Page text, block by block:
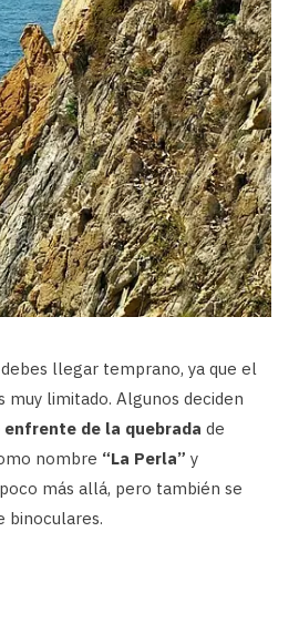
llegar temprano, ya que el
muy limitado. Algunos deciden
de la quebrada de
nombre “La Perla” y
más allá, pero también se
binoculares.